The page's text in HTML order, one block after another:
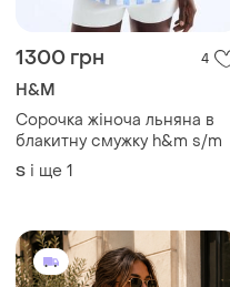
1300 грн 4
H&M
Сорочка жіноча льняна в
блакитну смужку h&m s/m
S і ще 1